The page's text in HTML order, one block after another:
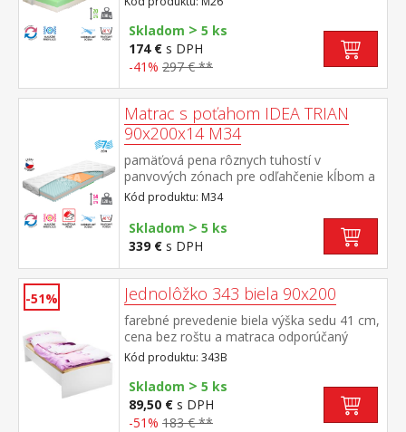
oboch stranách tvrdá (biela) a mäkká
(svetlo zelená) strana vhodný pre všetky
typy roštov vhodný pre alergikov, poťah
snímateľný a prateľný do 60 °C odporúčaná
Skladom > 5 ks
174 € s DPH
-41% 297 € **
Matrac s poťahom IDEA TRIAN
90x200x14 M34
pamäťová pena rôznych tuhostí v
panvových zónach pre odľahčenie kĺbom a
celému pohybovému aparátu 7-zónová
anatomická masážna profilácia prináša
veľmi jemnú masáž v priebehu spánku
matrac s Visco penou a systémom
rozdielnej tuhosti strán vhodný pre všetky
typy roštov poťah snímateľný a prateľný do
40 °C odporúčaná nosnosť do 120 kg
Kód produktu: M34
Skladom > 5 ks
339 € s DPH
-51% Jednolôžko 343 biela 90x200
farebné prevedenie biela výška sedu 41 cm,
cena bez roštu a matraca odporúčaný
rozmer matraca 90 × 200 cm (M2, M5, M9,
M12, M24, M26) a rošt R1 k jednolôžku
možné dokúpiť úložný priestor 147A
Kód produktu: 343B
Skladom > 5 ks
89,50 € s DPH
-51% 183 € **